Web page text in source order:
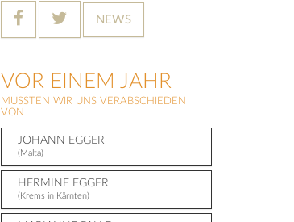
NEWS
VOR EINEM JAHR
MUSSTEN WIR UNS VERABSCHIEDEN
VON
JOHANN EGGER
(Malta)
HERMINE EGGER
(Krems in Kärnten)